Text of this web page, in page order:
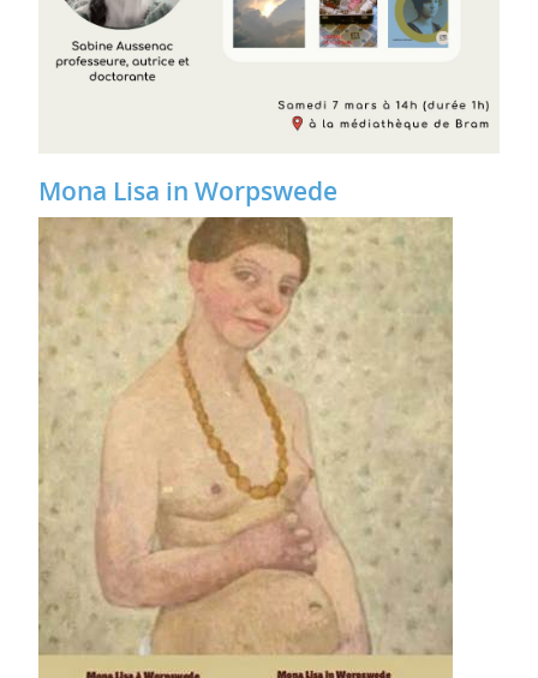
Mona Lisa in Worpswede